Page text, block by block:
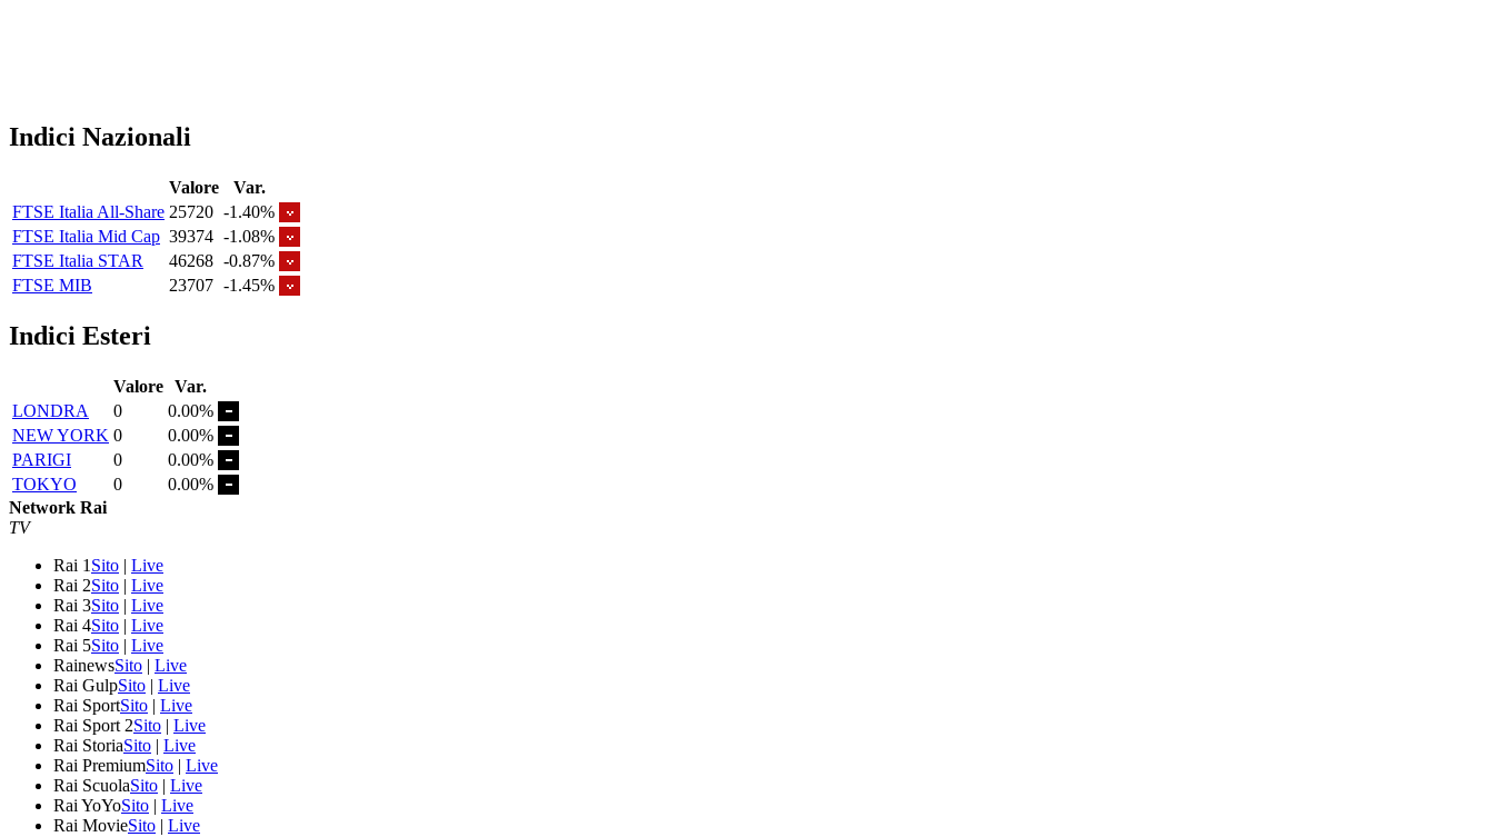
Indici Nazionali
Valore
Var.
FTSE Italia All-Share 25720 -1.40%
FTSE Italia Mid Cap 39374 -1.08%
FTSE Italia STAR
46268 -0.87%
FTSE MIB
23707 -1.45%
Indici Esteri
Valore Var.
LONDRA
0
0.00%
NEW YORK 0
0.00%
PARIGI
0
0.00%
TOKYO
0
0.00%
Network Rai
TV
Rai 1 Sito | Live
Rai 2Sito | Live
Rai 3Sito | Live
Rai 4Sito | Live
Rai 5Sito | Live
RainewsSito | Live
Rai GulpSito | Live
Rai SportSito | Live
Rai Sport 2Sito | Live
Rai StoriaSito | Live
Rai PremiumSito | Live
Rai ScuolaSito | Live
Rai YoYoSito | Live
Rai MovieSito | Live